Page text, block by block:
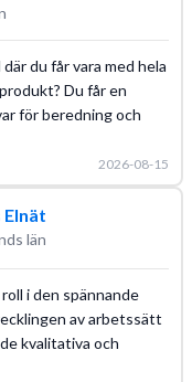
du får vara med hela
Du får en
för beredning och
2026-08-15
län
i den spännande
av arbetssätt
kvalitativa och